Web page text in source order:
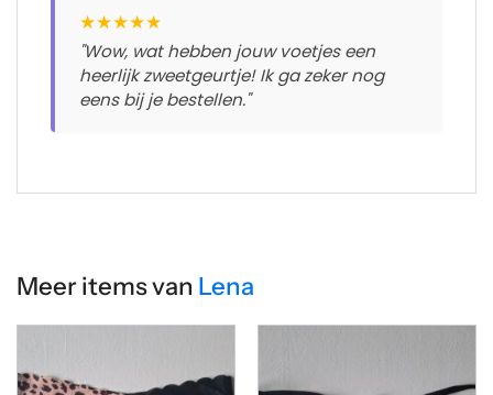
★★★★★
"Wow, wat hebben jouw voetjes een
heerlijk zweetgeurtje! Ik ga zeker nog
eens bij je bestellen."
Meer items van Lena